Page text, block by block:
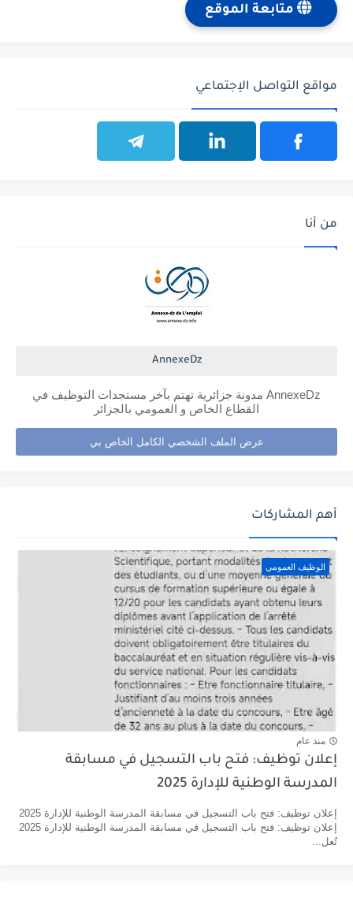
متابعة الموقع
مواقع التواصل الإجتماعي
من أنا
AnnexeDz
AnnexeDz مدونة جزائرية تهتم بآخر مستجدات التوظيف في
القطاع الخاص و العمومي بالجزائر
عرض الملف الشخصي الكامل الخاص بي
أهم المشاركات
الوظيف العمومي
منذ عام
إعلان توظيف: فتح باب التسجيل في مسابقة
المدرسة الوطنية للإدارة 2025
إعلان توظيف: فتح باب التسجيل في مسابقة المدرسة الوطنية للإدارة 2025
إعلان توظيف: فتح باب التسجيل في مسابقة المدرسة الوطنية للإدارة 2025
تُعل...